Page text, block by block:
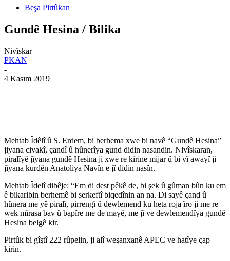
Beşa Pirtûkan
Gundê Hesina / Bilika
Nivîskar
PKAN
-
4 Kasım 2019
Mehtab Îdêlî û S. Erdem, bi berhema xwe bi navê “Gundê Hesina”
jiyana civakî, çandî û hûnerîya gund didin nasandin. Nivîskaran,
piralîyê jîyana gundê Hesina ji xwe re kirine mijar û bi vî awayî ji
jîyana kurdên Anatoliya Navîn e jî didin nasîn.
Mehtab Îdelî dibêje: “Em di dest pêkê de, bi şek û gûman bûn ku em
ê bikaribin berhemê bi serkeftî biqedînin an na. Di sayê çand û
hûnera me yê piralî, pirrengî û dewlemend ku heta roja îro ji me re
wek mîrasa bav û bapîre me de mayê, me jî ve dewlemendîya gundê
Hesina belgê kir.
Pirtûk bi gîştî 222 rûpelin, ji alî weşanxanê APEC ve hatîye çap
kirin.